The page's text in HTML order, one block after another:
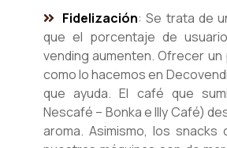
Fidelización: Se trata de
que el porcentaje de
vending aumenten. Ofrecer
como lo hacemos en
que ayuda. El café que
Nescafé – Bonka e Illy Café)
aroma. Asimismo, los snacks